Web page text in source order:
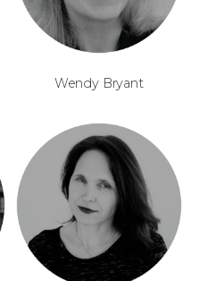
Wendy Bryant